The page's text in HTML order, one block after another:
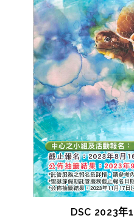
DSC 2023年